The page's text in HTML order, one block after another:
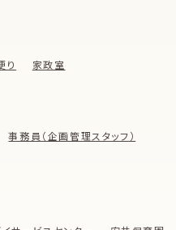
り 家政室
事務員（企画管理スタッフ）